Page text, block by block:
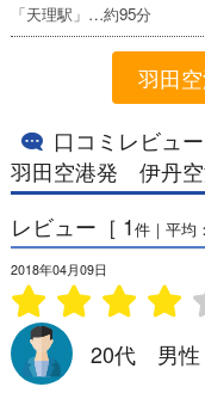
「天理駅」…約95分
羽田
口コミレビュー
羽田空港発 伊丹空
レビュー［ 1件｜平均
2018年04月09日
20代 男